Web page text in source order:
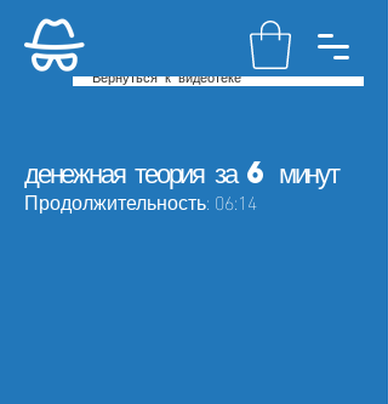
Вернуться к видеотеке
денежная теория за 6 минут
Продолжительность: 06:14